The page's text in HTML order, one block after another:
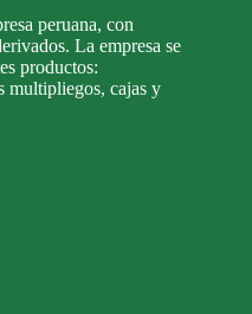
peruana, con
La empresa se
productos:
multipliegos, cajas y